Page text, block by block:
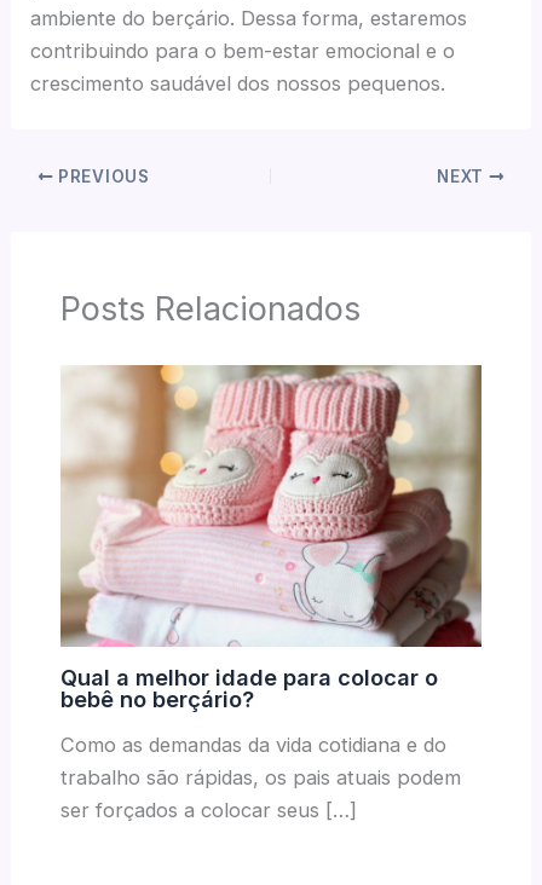
ambiente do berçário. Dessa forma, estaremos
contribuindo para o bem-estar emocional e o
crescimento saudável dos nossos pequenos.
PREVIOUS NEXT
Posts Relacionados
Qual a melhor idade para colocar o
bebê no berçário?
Como as demandas da vida cotidiana e do
trabalho são rápidas, os pais atuais podem
ser forçados a colocar seus […]